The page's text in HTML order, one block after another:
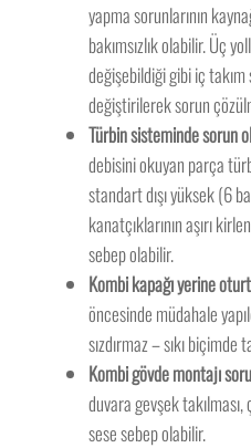
yapma sorunlarının
bakımsızlık olabilir. Üç
değişebildiği gibi iç
değiştirilerek sorun
Türbin sisteminde sorun
debisini okuyan parça
standart dışı yüksek (6
kanatçıklarının aşırı
sebep olabilir.
Kombi kapağı yerine
öncesinde müdahale
sızdırmaz – sıkı
Kombi gövde montajı
duvara gevşek takılması,
sese sebep olabilir.